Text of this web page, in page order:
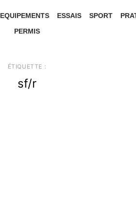
EQUIPEMENTS ESSAIS SPORT
PERMIS
ÉTIQUETTE :
sf/r